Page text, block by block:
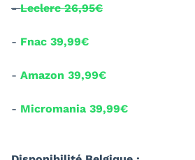
-Leclerc 26,95€
- Fnac 39,99€
- Amazon 39,99€
- Micromania 39,99€